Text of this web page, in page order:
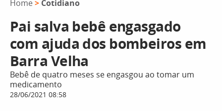
Home > Cotidiano
Pai salva bebê engasgado
com ajuda dos bombeiros em
Barra Velha
Bebê de quatro meses se engasgou ao tomar um
medicamento
28/06/2021 08:58